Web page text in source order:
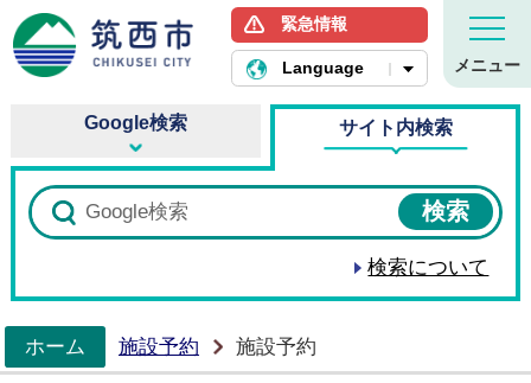
筑西市ホームページ
緊急情報
Language メニュー
Google検索 サイト内検索
検索について
ホーム
施設予約 施設予約